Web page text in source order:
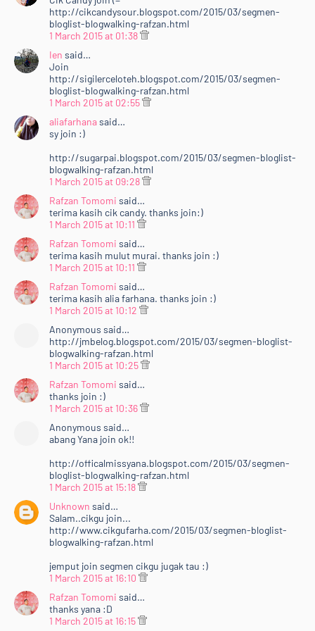
sp;&lt;/li&gt;<br />
&lt;li&gt;Add to Circle Google+ [&lt;a
href="https://plus.google.com/+RafzanTomomi/posts"
&lt;li&gt;Klik ler iklan Nuffnang di&amp;nbsp;&lt;a
href="http://www.rafzantomomi.com/2015/02/segme
n-bloglist-blogwalking-rts15.html"
target="_blank"&gt;blog ni&lt;/a&gt;. :D&lt;/li&gt;<br
&lt;li&gt;Lebih senang&lt;i&gt; copy&lt;/i&gt; je la link
di bawah ni&amp;nbsp;&amp;amp;
<br />
&lt;/ul&gt;<br />
&lt;/div&gt;<br />
&lt;div style="text-align: justify;"&gt;<br />
&lt;center&gt;<br />
&lt;div style="background-color: #f0f0f0; height:
150px; overflow: scroll; width: 350px;"&gt;<br />
&lt;br /&gt;&lt;/div&gt;<br />
&lt;div style="font-color: ffffff; font-family:
verdana,arial,sans-serif; font-size: 10px;"&gt;<br />
&lt;/div&gt;<br />
&lt;/center&gt;<br />
&lt;li&gt;Dah selesai semua diatas, sila Tinggalkan
URL Entri korang dekat &lt;a
href="http://www.rafzantomomi.com/2015/02/segme
target="_blank"&gt;entri
ini&lt;/a&gt;.&amp;nbsp;&lt;/li&gt;<br />
&lt;/div&gt;<br />
&lt;div style="text-align: justify;"&gt;<br />
&lt;br /&gt;&lt;/div&gt;<br />
&lt;div style="text-align: justify;"&gt;<br />
&lt;b&gt;15 URL blog&lt;/b&gt; akan dipilih &lt;b&gt;(3
dipilih oleh Rafzan Tomomi dan 12 lagi akan dipilih
href="http://random.org/"&gt;random.org&lt;/a&gt;)&
http://cikcandysour.blogspot.com/2015/03/segmen-
bloglist-blogwalking-rafzan.html
1 March 2015 at 01:38
Ien said…
Join
http://sigilerceloteh.blogspot.com/2015/03/segmen-
bloglist-blogwalking-rafzan.html
1 March 2015 at 02:55
aliafarhanasaid…
sy join :)
http://sugarpai.blogspot.com/2015/03/segmen-bloglist-
blogwalking-rafzan.html
1 March 2015 at 09:28
Rafzan Tomomi said…
terima kasih cik candy. thanks join:)
1 March 2015 at 10:11
Rafzan Tomomi said…
terima kasih mulut murai. thanks join :)
1 March 2015 at 10:11
Rafzan Tomomi said…
terima kasih alia farhana. thanks join :)
1 March 2015 at 10:12
Anonymous said…
http://jmbelog.blogspot.com/2015/03/segmen-bloglist-
blogwalking-rafzan.html
1 March 2015 at 10:25
Rafzan Tomomi said…
thanks join :)
1 March 2015 at 10:36
Anonymous said…
abang Yana join ok!!
http://officalmissyana.blogspot.com/2015/03/segmen-
bloglist-blogwalking-rafzan.html
1 March 2015 at 15:18
Unknown said…
Salam..cikgu join...
http://www.cikgufarha.com/2015/03/segmen-bloglist-
blogwalking-rafzan.html
jemput join segmen cikgu jugak tau :)
1 March 2015 at 16:10
Rafzan Tomomi said…
thanks yana :D
1 March 2015 at 16:15